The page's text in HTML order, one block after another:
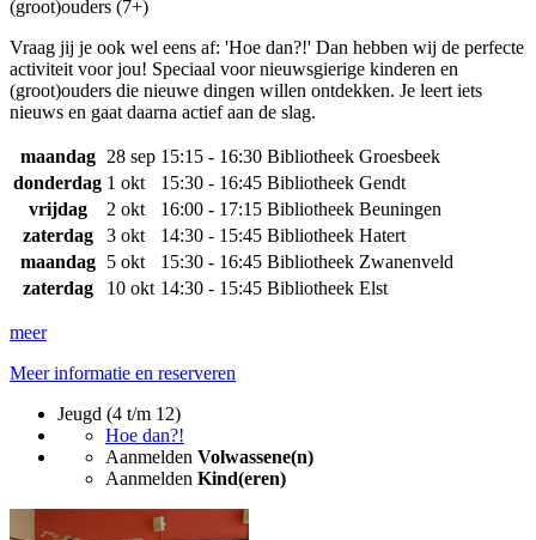
(groot)ouders (7+)
Vraag jij je ook wel eens af: 'Hoe dan?!' Dan hebben wij de perfecte
activiteit voor jou! Speciaal voor nieuwsgierige kinderen en
(groot)ouders die nieuwe dingen willen ontdekken. Je leert iets
nieuws en gaat daarna actief aan de slag.
maandag 28 sep 15:15 - 16:30 Bibliotheek Groesbeek
donderdag 1 okt 15:30 - 16:45 Bibliotheek Gendt
vrijdag
2 okt 16:00 - 17:15 Bibliotheek Beuningen
zaterdag
3 okt 14:30 - 15:45 Bibliotheek Hatert
maandag
5 okt 15:30 - 16:45 Bibliotheek Zwanenveld
zaterdag
10 okt 14:30 - 15:45 Bibliotheek Elst
meer
Meer informatie en reserveren
Jeugd (4 t/m 12)
Hoe dan?!
Aanmelden Volwassene(n)
Aanmelden Kind(eren)